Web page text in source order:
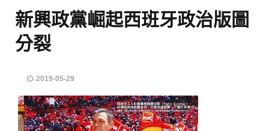
新興政黨崛起西班牙政治版圖
分裂
2019-05-29